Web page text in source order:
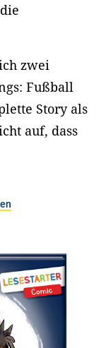
zwei
Fußball
Story als
auf, dass